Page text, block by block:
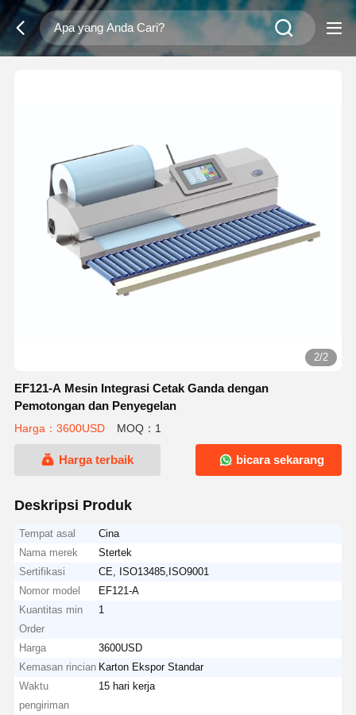
2/2
EF121-A Mesin Integrasi Cetak Ganda dengan
Pemotongan dan Penyegelan
Harga：3600USD MOQ：1
Harga terbaik bicara sekarang
Deskripsi Produk
Tempat asal
Cina
Nama merek
Stertek
Sertifikasi
CE, ISO13485,ISO9001
Nomor model
EF121-A
Kuantitas min
Order
1
Harga
3600USD
Kemasan rincian Karton Ekspor Standar
Waktu
pengiriman
15 hari kerja